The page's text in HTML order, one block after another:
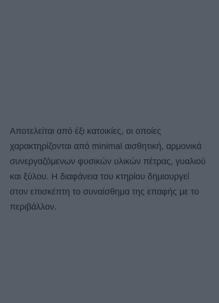
Αποτελείται από έξι κατοικίες, οι οποίες
χαρακτηρίζονται από minimal αισθητική, αρμονικά
συνεργαζόμενων φυσικών υλικών πέτρας, γυαλιού
και ξύλου. Η διαφάνεια του κτηρίου δημιουργεί
στον επισκέπτη το συναίσθημα της επαφής με το
περιβάλλον.